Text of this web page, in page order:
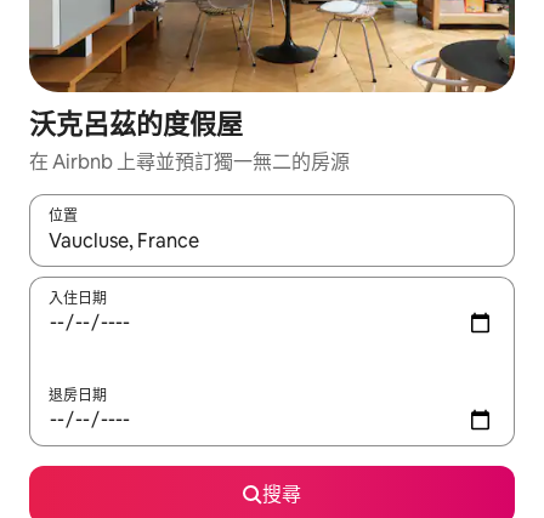
沃克呂茲的度假屋
在 Airbnb 上尋並預訂獨一無二的房源
位置
如有搜尋結果，瀏覽內容時請使用上下箭頭，或輕點、滑動裝置。
入住日期
退房日期
搜尋